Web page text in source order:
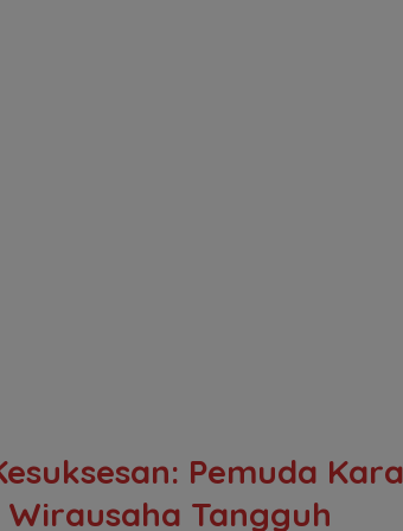
Pemuda
Tangguh